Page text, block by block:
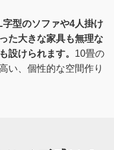
型のソファや4人掛け
た大きな家具も無理な
設けられます。 10畳の
い、個性的な空間作り